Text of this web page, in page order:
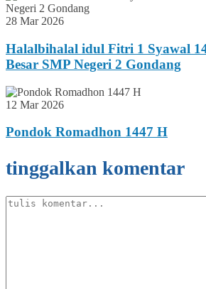
28 Mar 2026
Halalbihalal idul Fitri 1 Syawal
Besar SMP Negeri 2 Gondang
12 Mar 2026
Pondok Romadhon 1447 H
tinggalkan komentar